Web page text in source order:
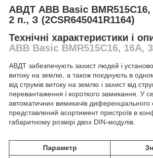
АВДТ ABB Basic
2 п., З (2CSR645041R1164)
Технічні характеристики і
ABB Basic BMR515C16, 16А,
АВДТ забезпечують захист людей і
витоку на землю, а також поєднують в
від струмів витоку на землю і захист від
перевантаження і короткого замикання. У
автоматичних вимикачів диференціального
представлений асортимент пристроїв в
габаритному розмірі двох DIN-модулів.
Параметр